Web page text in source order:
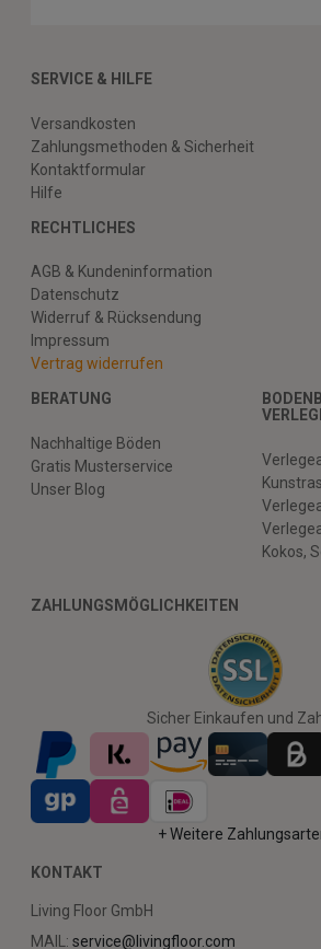
SERVICE & HILFE
Versandkosten
Zahlungsmethoden & Sicherheit
Kontaktformular
Hilfe
RECHTLICHES
AGB & Kundeninformation
Datenschutz
Widerruf & Rücksendung
Impressum
Vertrag widerrufen
BERATUNG
Nachhaltige Böden
Gratis Musterservice
Unser Blog
Kokos,
ZAHLUNGSMÖGLICHKEITEN
Sicher Einkaufen und
+ Weitere
KONTAKT
Living Floor GmbH
MAIL: service@livingfloor.com